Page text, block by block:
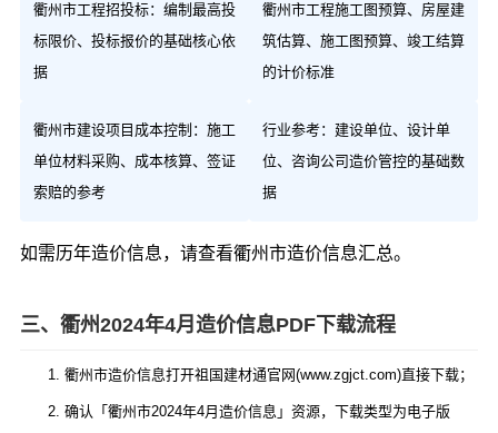
衢州市工程招投标：编制最高投
标限价、投标报价的基础核心依
据
衢州市工程施工图预算、房屋建
筑估算、施工图预算、竣工结算
的计价标准
衢州市建设项目成本控制：施工
单位材料采购、成本核算、签证
索赔的参考
行业参考：建设单位、设计单
位、咨询公司造价管控的基础数
据
如需历年造价信息，请查看衢州市造价信息汇总。
三、衢州2024年4月造价信息PDF下载流程
衢州市造价信息打开祖国建材通官网(www.zgjct.com)直接下载；
确认「衢州市2024年4月造价信息」资源，下载类型为电子版